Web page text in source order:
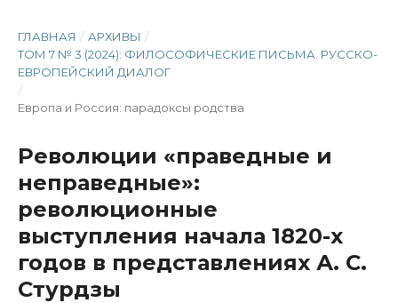
ГЛАВНАЯ / АРХИВЫ /
ТОМ 7 № 3 (2024): ФИЛОСОФИЧЕСКИЕ ПИСЬМА. РУССКО-
ЕВРОПЕЙСКИЙ ДИАЛОГ
/
Европа и Россия: парадоксы родства
Революции «праведные и
неправедные»:
революционные
выступления начала 1820-х
годов в представлениях А. С.
Стурдзы